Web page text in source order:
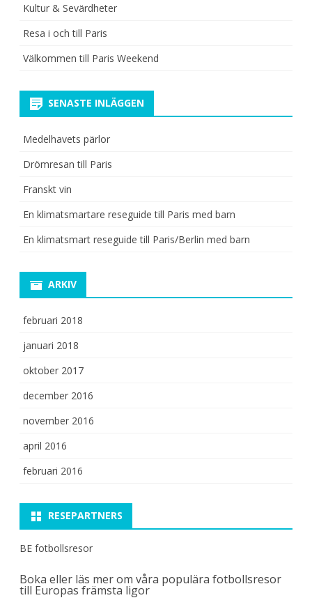
Kultur & Sevärdheter
Resa i och till Paris
Välkommen till Paris Weekend
SENASTE INLÄGGEN
Medelhavets pärlor
Drömresan till Paris
Franskt vin
En klimatsmartare reseguide till Paris med barn
En klimatsmart reseguide till Paris/Berlin med barn
ARKIV
februari 2018
januari 2018
oktober 2017
december 2016
november 2016
april 2016
februari 2016
RESEPARTNERS
BE fotbollsresor
Boka eller läs mer om våra populära fotbollsresor
till Europas främsta ligor